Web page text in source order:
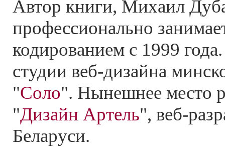
Автор книги, Михаил
профессионально
кодированием с 1999
студии веб-дизайна
"Соло". Нынешнее место
"Дизайн Артель", веб-
Беларуси.